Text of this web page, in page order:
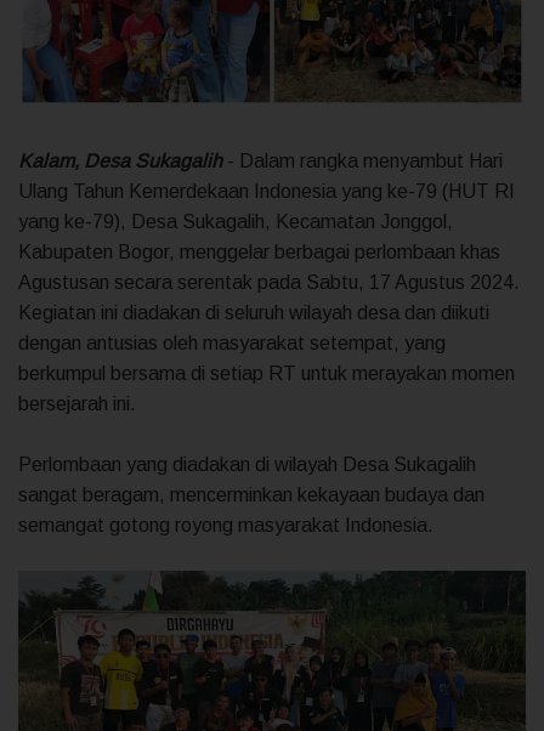
Kalam, Desa Sukagalih- Dalam rangka menyambut Hari
Ulang Tahun Kemerdekaan Indonesia yang ke-79 (HUT RI
yang ke-79), Desa Sukagalih, Kecamatan Jonggol,
Kabupaten Bogor, menggelar berbagai perlombaan khas
Agustusan secara serentak pada Sabtu, 17 Agustus 2024.
Kegiatan ini diadakan di seluruh wilayah desa dan diikuti
dengan antusias oleh masyarakat setempat, yang
berkumpul bersama di setiap RT untuk merayakan momen
bersejarah ini.
Perlombaan yang diadakan di wilayah Desa Sukagalih
sangat beragam, mencerminkan kekayaan budaya dan
semangat gotong royong masyarakat Indonesia.